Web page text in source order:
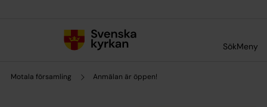
SökMeny
Motala församling Anmälan är öppen!